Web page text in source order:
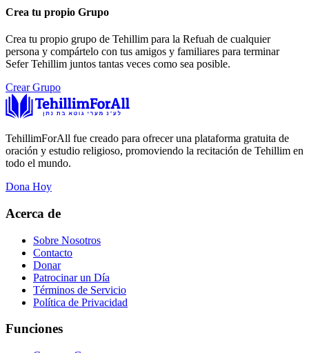
Crea tu propio Grupo
Crea tu propio grupo de Tehillim para la Refuah de cualquier
persona y compártelo con tus amigos y familiares para terminar
Sefer Tehillim juntos tantas veces como sea posible.
Crear Grupo
TehillimForAll fue creado para ofrecer una plataforma gratuita de
oración y estudio religioso, promoviendo la recitación de Tehillim en
todo el mundo.
Dona Hoy
Acerca de
Sobre Nosotros
Contacto
Donar
Patrocinar un Día
Términos de Servicio
Política de Privacidad
Funciones